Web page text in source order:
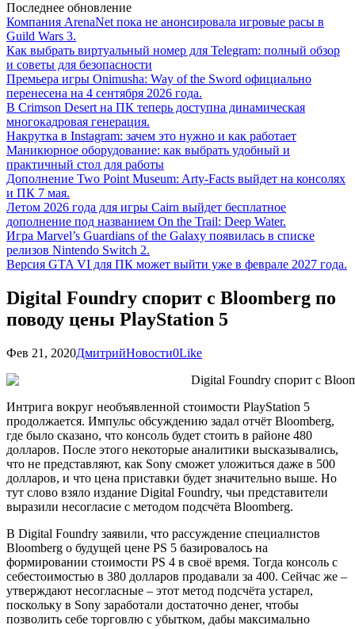
Последнее обновление
Компания ArenaNet пока не анонсировала игровые расы в
Guild Wars 3.
Как выбрать виртуальный номер для Telegram: полный обзор
и советы для безопасности
Премьера игры Onimusha: Way of the Sword официально
перенесена на 4 сентября 2026 года.
В Crimson Desert на ПК теперь доступна динамическая
многокадровая генерация.
Накрутка в Instagram: зачем это нужно и как работает
Маникюрное оборудование: как выбрать удобный и
практичный стол для работы
Дополнение Two Point Museum: Arty-Facts выйдет на консолях
и ПК 7 мая.
Летом 2026 года для игры Cairn выйдет бесплатное
дополнение под названием On the Trail: Deep Water.
Игра Marvel’s Guardians of the Galaxy появилась в списке
релизов Nintendo Switch 2.
Версия GTA VI для ПК может выйти уже в феврале 2027 года.
Digital Foundry спорит с Bloomberg по
поводу цены PlayStation 5
Фев 21, 2020ДмитрийНовости0Like
Интрига вокруг необъявленной стоимости PlayStation 5
продолжается. Импульс обсуждению задал отчёт Bloomberg,
где было сказано, что консоль будет стоить в районе 480
долларов. После этого некоторые аналитики высказывались,
что не представляют, как Sony сможет уложиться даже в 500
долларов, и что цена приставки будет значительно выше. Но
тут слово взяло издание Digital Foundry, чьи представители
выразили несогласие с методом подсчёта Bloomberg.
В Digital Foundry заявили, что рассуждение специалистов
Bloomberg о будущей цене PS 5 базировалось на
формировании стоимости PS 4 в своё время. Тогда консоль с
себестоимостью в 380 долларов продавали за 400. Сейчас же –
утверждают несогласные – этот метод подсчёта устарел,
поскольку в Sony заработали достаточно денег, чтобы
позволить себе торговлю с убытком, дабы максимально